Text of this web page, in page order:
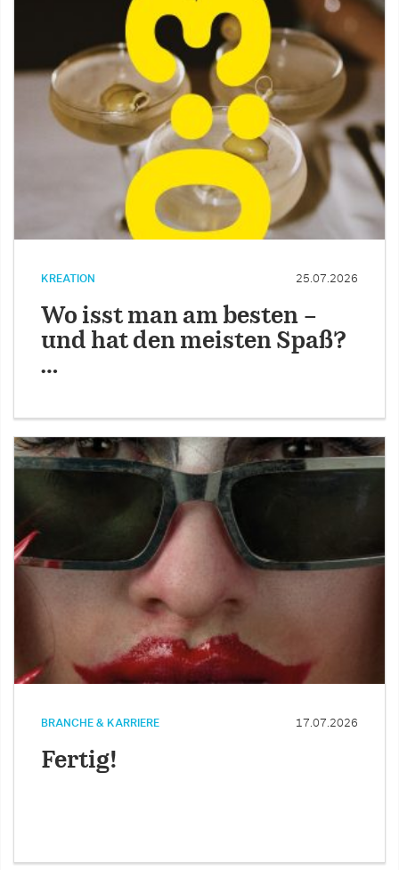
KREATION 25.07.2026
Wo isst man am besten –
und hat den meisten Spaß?
…
BRANCHE & KARRIERE 17.07.2026
Fertig!